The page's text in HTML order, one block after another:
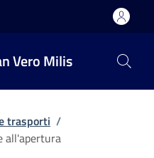
Vero Milis
trasporti /
all'apertura